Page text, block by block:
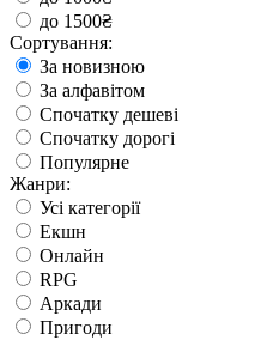
до 1500₴
Сортування:
За новизною
За алфавітом
Спочатку дешеві
Спочатку дорогі
Популярне
Жанри:
Усі категорії
Екшн
Онлайн
RPG
Аркади
Пригоди